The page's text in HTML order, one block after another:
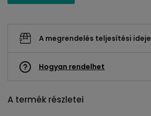
A megrendelés teljesítési ideje
Hogyan rendelhet
A termék részletei